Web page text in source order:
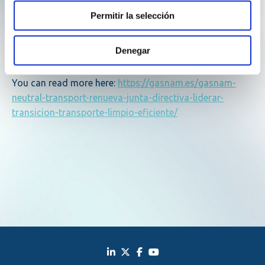
Permitir la selección
Denegar
presidency: Claudio Rodríguez (Enagás), in the Energy
section; Álvaro Arroyo (Iveco), Terrestrial; and José
Poblet (Cotenaval), in Maritime.
You can read more here: https://gasnam.es/gasnam-
neutral-transport-renueva-junta-directiva-liderar-
transicion-transporte-limpio-eficiente/